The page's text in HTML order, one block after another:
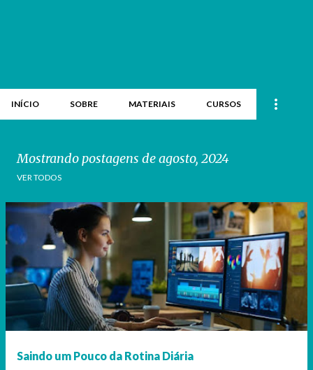
INÍCIO SOBRE MATERIAIS CURSOS
Mostrando postagens de agosto, 2024
VER TODOS
P
o
s
t
a
g
Saindo um Pouco da Rotina Diária